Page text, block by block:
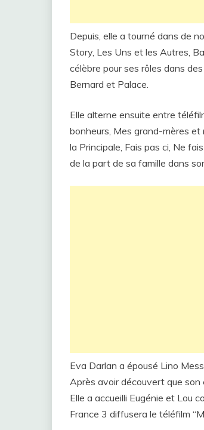
Depuis, elle a tourné dans de
Story, Les Uns et les Autres,
célèbre pour ses rôles dans
Bernard et Palace.
Elle alterne ensuite entre
bonheurs, Mes grand-mères et
la Principale, Fais pas ci, Ne
de la part de sa famille dans
Eva Darlan a épousé Lino
Après avoir découvert que
Elle a accueilli Eugénie et Lou
France 3 diffusera le téléfilm